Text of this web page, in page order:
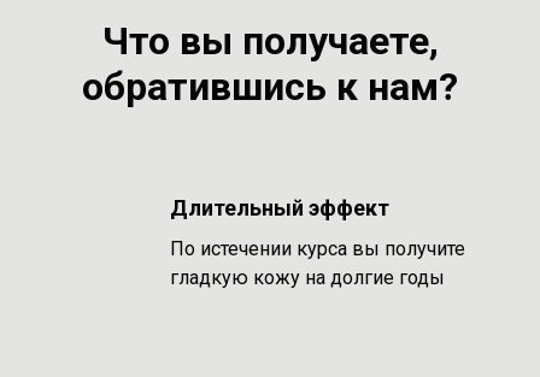
Что вы получаете,
обратившись к нам?
Длительный эффект
По истечении курса вы получите
гладкую кожу на долгие годы